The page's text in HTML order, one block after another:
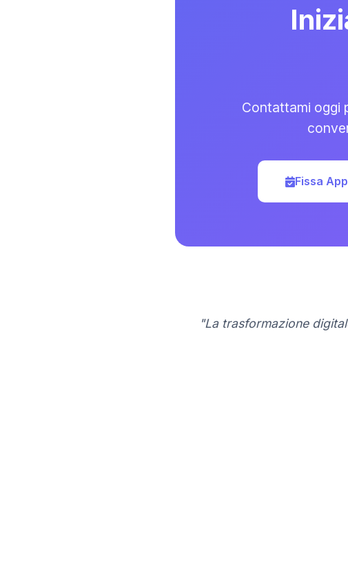
Contattami oggi
Fissa
"La trasformazione